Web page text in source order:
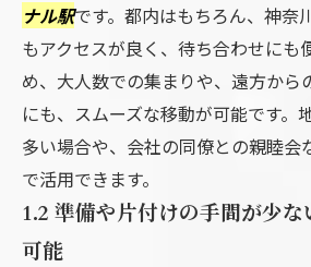
ナル駅です。都内はもちろん、神奈
もアクセスが良く、待ち合わせにも
め、大人数での集まりや、遠方から
にも、スムーズな移動が可能です。
多い場合や、会社の同僚との親睦会
で活用できます。
1.2 準備や片付けの手間が少
可能